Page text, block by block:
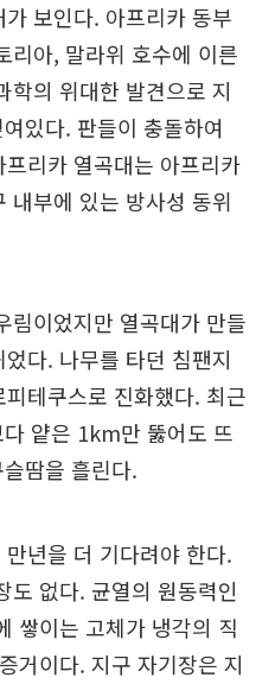
보인다. 아프리카 동부
리아, 말라위 호수에 이른
학의 위대한 발견으로 지
있다. 판들이 충돌하여
리카 열곡대는 아프리카
내부에 있는 방사성 동위
림이었지만 열곡대가 만들
다. 나무를 타던 침팬지
테쿠스로 진화했다. 최근
얕은 1km만 뚫어도 뜨
땀을 흘린다.
년을 더 기다려야 한다.
도 없다. 균열의 원동력인
쌓이는 고체가 냉각의 직
거이다. 지구 자기장은 지